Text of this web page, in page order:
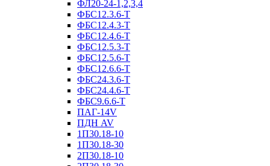
ФЛ20-24-1,2,3,4
ФБС12.3.6-Т
ФБС12.4.3-Т
ФБС12.4.6-Т
ФБС12.5.3-Т
ФБС12.5.6-Т
ФБС12.6.6-Т
ФБС24.3.6-Т
ФБС24.4.6-Т
ФБС9.6.6-Т
ПАГ-14V
ПДН AV
1П30.18-10
1П30.18-30
2П30.18-10